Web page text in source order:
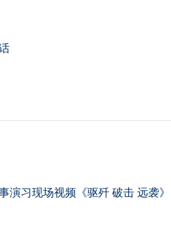
演习现场视频《驱歼 破击 远袭》